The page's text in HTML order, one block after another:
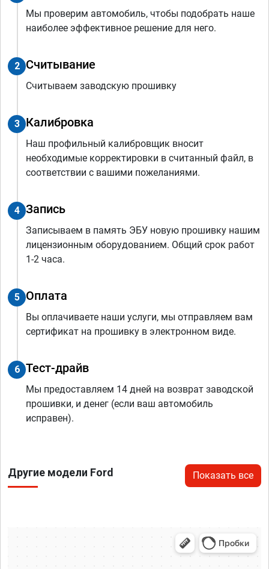
Мы проверим автомобиль, чтобы подобрать наше
наиболее эффективное решение для него.
2 Считывание
Считываем заводскую прошивку
3 Калибровка
Наш профильный калибровщик вносит
необходимые корректировки в считанный файл, в
соответствии с вашими пожеланиями.
4 Запись
Записываем в память ЭБУ новую прошивку нашим
лицензионным оборудованием. Общий срок работ
1-2 часа.
5 Оплата
Вы оплачиваете наши услуги, мы отправляем вам
сертификат на прошивку в электронном виде.
6 Тест-драйв
Мы предоставляем 14 дней на возврат заводской
прошивки, и денег (если ваш автомобиль
исправен).
Другие модели Ford Показать все